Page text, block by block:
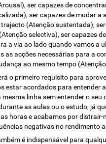
ser capazes de
ser capazes de mudar
(Atenção sustentada),
selectiva), ser capazes
a via ao lado quando vamos a
as acções necessárias para a
ao mesmo tempo
o primeiro requisito para
estar acordados para entender
mesma linha sem entender o
as aulas ou o estudo, já
horas e acabamos por distrair-
negativas no rendimento
é indispensável para